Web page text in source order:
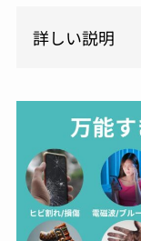
詳しい説明